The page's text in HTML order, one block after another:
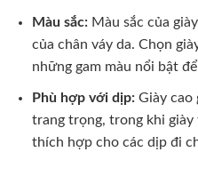
Màu sắc:Màu sắc của
của chân váy da. Chọn
những gam màu nổi bật
Phù hợp với dịp:Giày cao
trang trọng, trong khi giày
thích hợp cho các dịp đi